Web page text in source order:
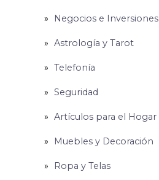
Negocios e Inversiones
Astrología y Tarot
Telefonía
Seguridad
Artículos para el Hogar
Muebles y Decoración
Ropa y Telas